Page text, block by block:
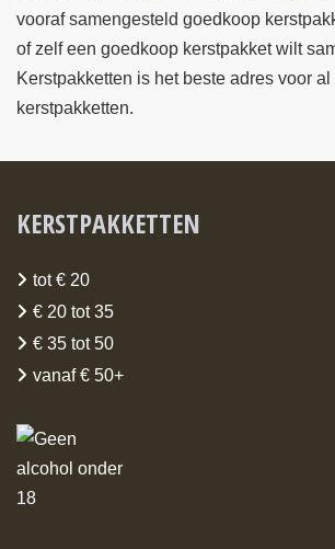
vooraf samengesteld goedkoop
of zelf een goedkoop kerstpakket wilt
Kerstpakketten is het beste adres voor
kerstpakketten.
KERSTPAKKETTEN
tot € 20
€ 20 tot 35
€ 35 tot 50
vanaf € 50+